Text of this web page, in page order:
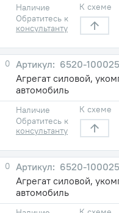
Наличие
Обратитесь к
консультанту
К схеме
0
6520-
Агрегат силовой,
автомобиль
Наличие
Обратитесь к
консультанту
К схеме
0
6520-
Агрегат силовой,
автомобиль